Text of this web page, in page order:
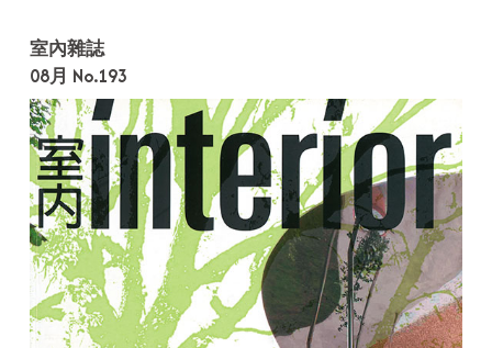
室內雜誌
08月 No.193